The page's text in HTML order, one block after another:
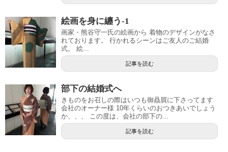
絵画を身に纏う-1
画家・熊谷守一氏の絵画から 着物のデザインがなさ
れております。 行かれるシーンはご友人のご結婚
式。 絵...
記事を読む
部下の結婚式へ
きものをお召しの際はいつも御贔屓に下さってます
会社のオーナー様 10年くらいのおつきあいでしょう
か、、、 この度は、会社の部下の...
記事を読む